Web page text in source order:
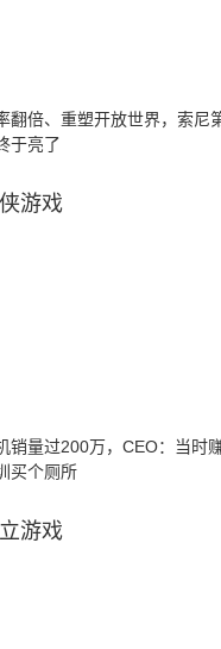
翻倍、重塑开放世界，索尼
于亮了
游戏
销量过200万，CEO：当时
买个厕所
游戏